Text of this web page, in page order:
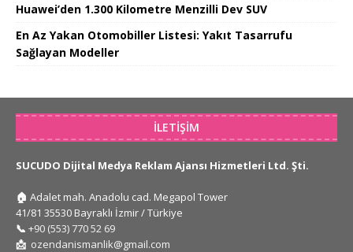
Huawei’den 1.300 Kilometre Menzilli Dev SUV
En Az Yakan Otomobiller Listesi: Yakıt Tasarrufu
Sağlayan Modeller
İLETIŞIM
SUCUDO Dijital Medya Reklam Ajansı Hizmetleri Ltd. Şti.
🏠 Adalet mah. Anadolu cad. Megapol Tower
41/81 35530 Bayraklı İzmir / Türkiye
📞 +90 (553) 770 52 69
📩 ozendanismanlik@gmail.com